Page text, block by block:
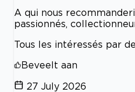
A qui nous
passionnés,
Tous les intéressés par
Beveelt aan
27 July 2026